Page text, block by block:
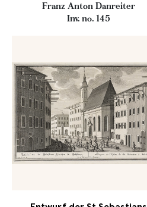
Franz Anton Danreiter
Inv. no. 145